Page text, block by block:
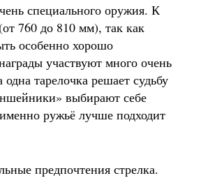
специального оружия. К
760 до 810 мм), так как
особенно хорошо
участвуют много очень
тарелочка решает судьбу
выбирают себе
ружьё лучше подходит
предпочтения стрелка.